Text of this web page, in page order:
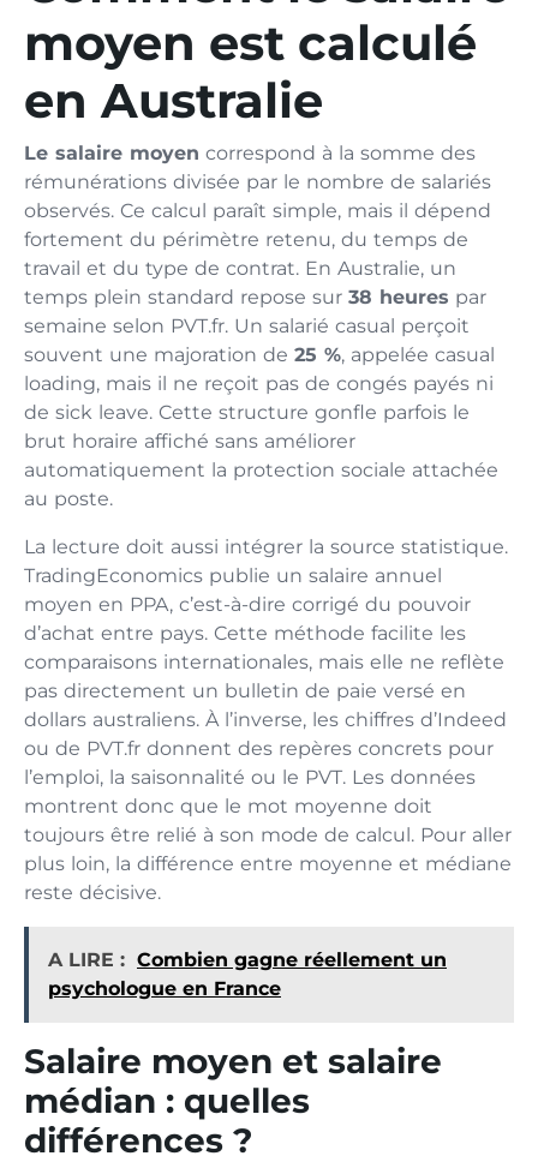
moyen est calculé
en Australie
Le salaire moyen correspond à la somme des
rémunérations divisée par le nombre de salariés
observés. Ce calcul paraît simple, mais il dépend
fortement du périmètre retenu, du temps de
travail et du type de contrat. En Australie, un
temps plein standard repose sur 38 heures par
semaine selon PVT.fr. Un salarié casual perçoit
souvent une majoration de 25 %, appelée casual
loading, mais il ne reçoit pas de congés payés ni
de sick leave. Cette structure gonfle parfois le
brut horaire affiché sans améliorer
automatiquement la protection sociale attachée
au poste.
La lecture doit aussi intégrer la source statistique.
TradingEconomics publie un salaire annuel
moyen en PPA, c’est-à-dire corrigé du pouvoir
d’achat entre pays. Cette méthode facilite les
comparaisons internationales, mais elle ne reflète
pas directement un bulletin de paie versé en
dollars australiens. À l’inverse, les chiffres d’Indeed
ou de PVT.fr donnent des repères concrets pour
l’emploi, la saisonnalité ou le PVT. Les données
montrent donc que le mot moyenne doit
toujours être relié à son mode de calcul. Pour aller
plus loin, la différence entre moyenne et médiane
reste décisive.
A LIRE : Combien gagne réellement un
psychologue en France
Salaire moyen et salaire
médian : quelles
différences ?